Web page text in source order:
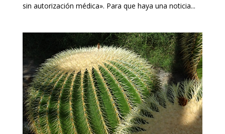
sin autorización médica». Para que haya una noticia...